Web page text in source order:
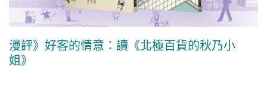
漫評》好客的情意：讀《北極百貨的秋乃小
姐》